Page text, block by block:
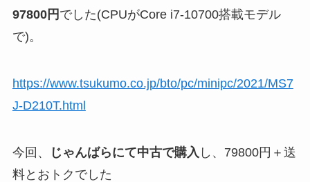
97800円 でした(CPUがCore i7-10700搭載モデル
で)。
https://www.tsukumo.co.jp/bto/pc/minipc/2021/MS7
J-D210T.html
今回、 じゃんばらにて中古で購入 し、79800円＋送
料とおトクでした